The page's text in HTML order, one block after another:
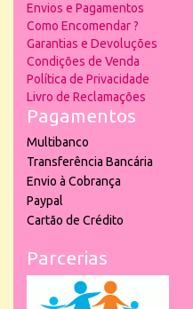
Envios e Pagamentos
Como Encomendar ?
Garantias e Devoluções
Condições de Venda
Política de Privacidade
Livro de Reclamações
Pagamentos
Multibanco
Transferência Bancária
Envio à Cobrança
Paypal
Cartão de Crédito
Parcerias